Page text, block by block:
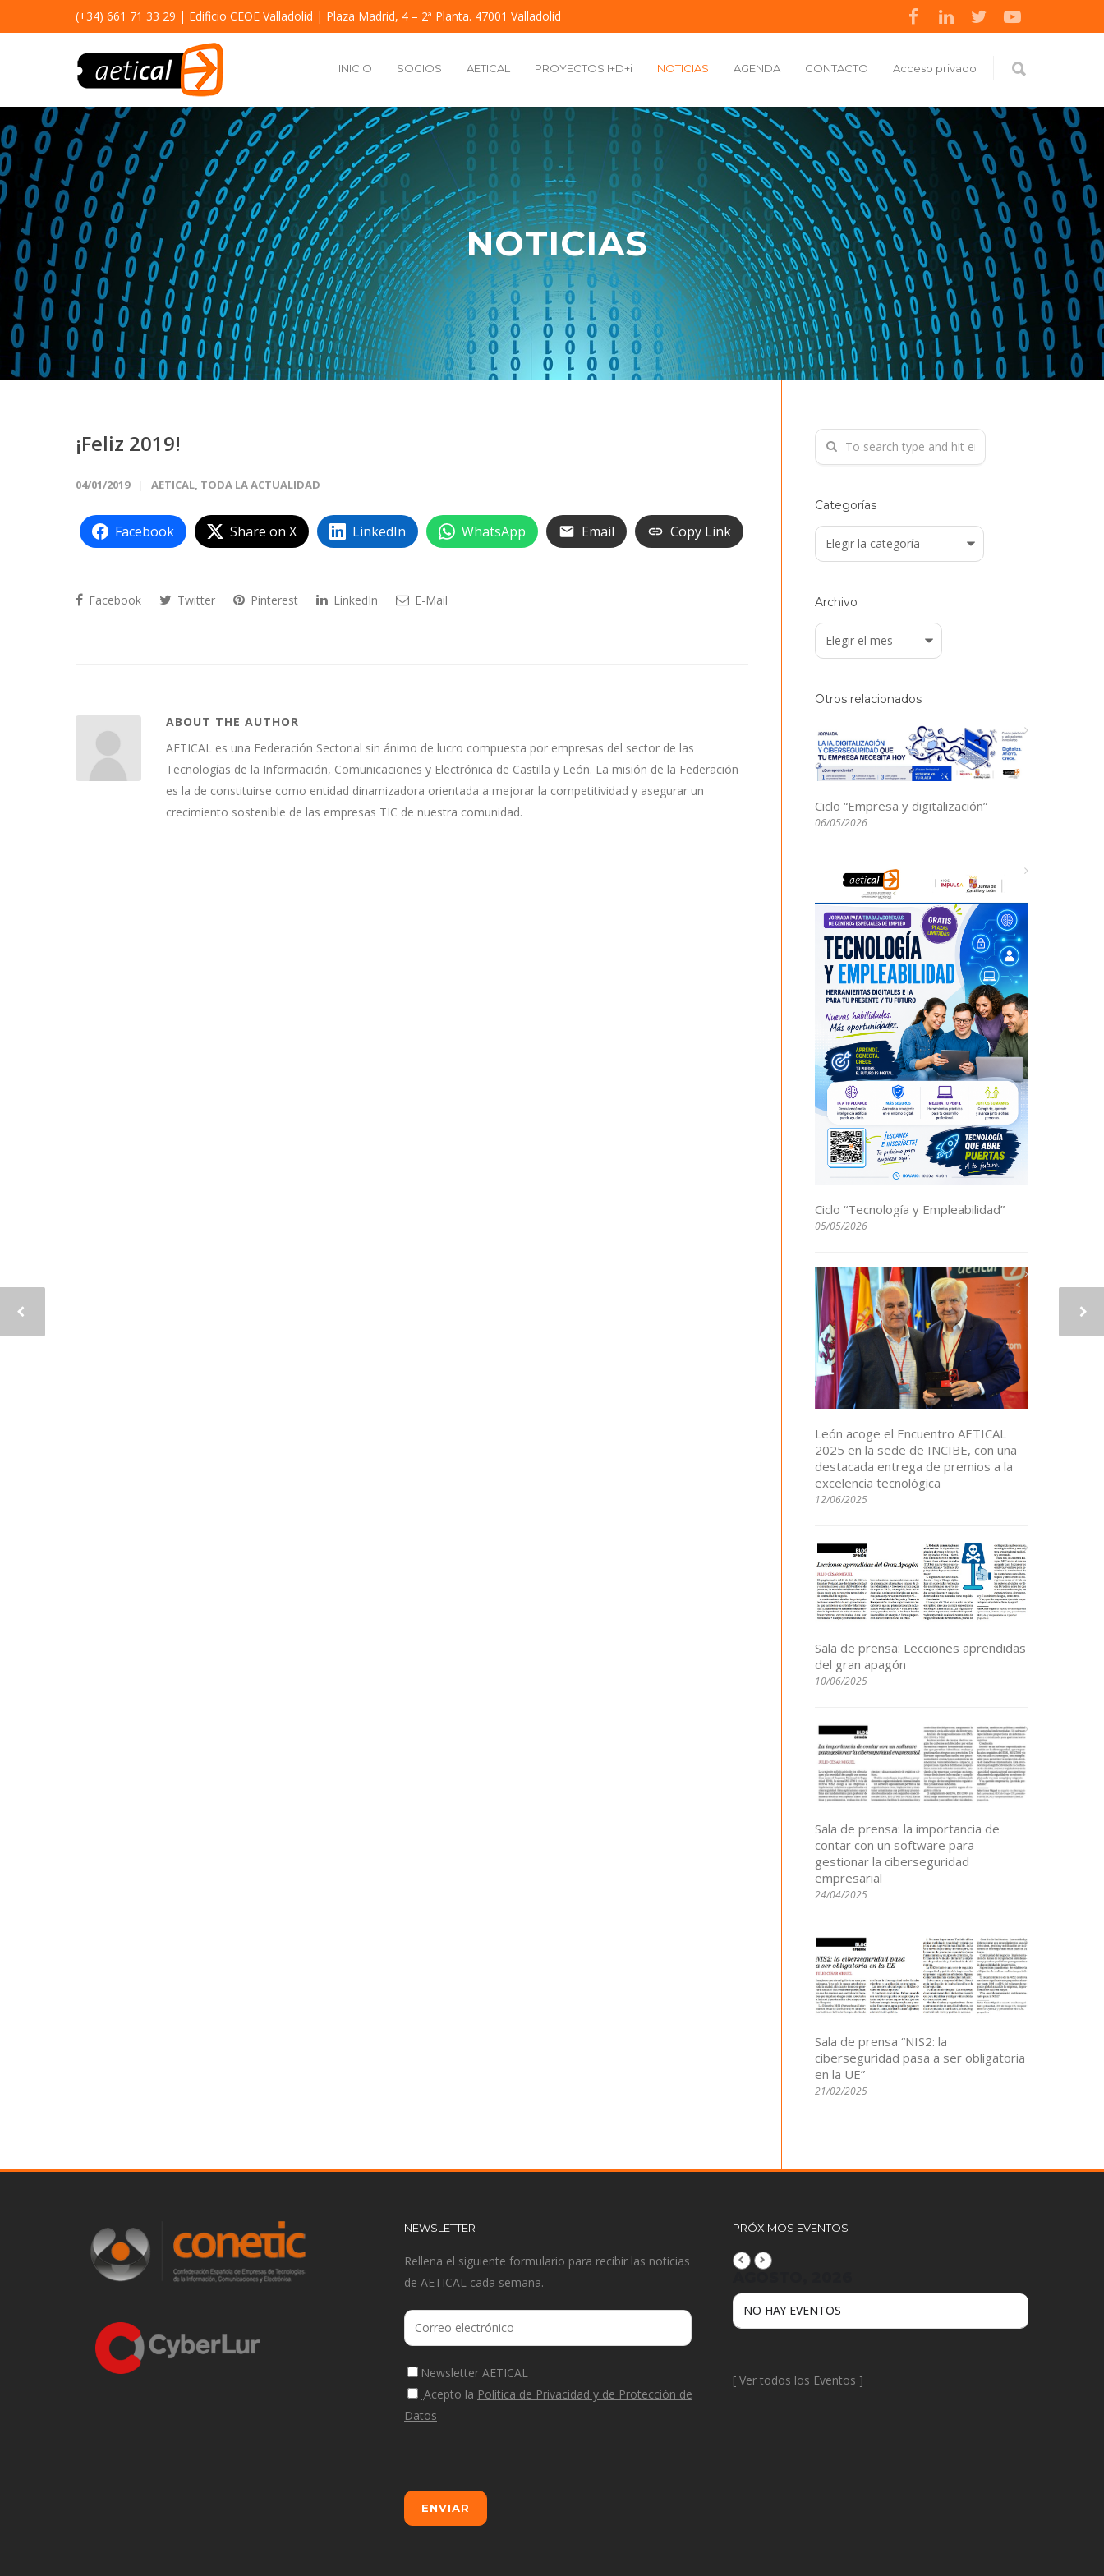
(+34) 661 71 33 29 | Edificio CEOE Valladolid | Plaza Madrid, 4 – 2ª Planta. 47001 Valladolid
INICIO SOCIOS AETICAL PROYECTOS I+D+i NOTICIAS AGENDA CONTACTO Acceso privado
NOTICIAS
¡Feliz 2019!
04/01/2019 AETICAL, TODA LA ACTUALIDAD
Facebook Share on X LinkedIn WhatsApp Email Copy Link
Facebook Twitter Pinterest LinkedIn E-Mail
ABOUT THE AUTHOR
AETICAL es una Federación Sectorial sin ánimo de lucro compuesta por empresas del sector de las
Tecnologías de la Información, Comunicaciones y Electrónica de Castilla y León. La misión de la Federación
es la de constituirse como entidad dinamizadora orientada a mejorar la competitividad y asegurar un
crecimiento sostenible de las empresas TIC de nuestra comunidad.
Categorías
Categorías
Archivo
Archivo
Otros relacionados
Ciclo “Empresa y digitalización”
06/05/2026
Ciclo “Tecnología y Empleabilidad”
05/05/2026
León acoge el Encuentro AETICAL
2025 en la sede de INCIBE, con una
destacada entrega de premios a la
excelencia tecnológica
12/06/2025
Sala de prensa: Lecciones aprendidas
del gran apagón
10/06/2025
Sala de prensa: la importancia de
contar con un software para
gestionar la ciberseguridad
empresarial
24/04/2025
Sala de prensa “NIS2: la
ciberseguridad pasa a ser obligatoria
en la UE”
21/02/2025
NEWSLETTER
Rellena el siguiente formulario para recibir las noticias
de AETICAL cada semana.
Newsletter AETICAL
Acepto la Política de Privacidad y de Protección de
Datos
PRÓXIMOS EVENTOS
NO HAY EVENTOS
[ Ver todos los Eventos ]